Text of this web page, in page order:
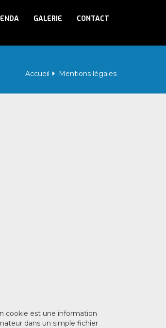
GALERIE CONTACT
Accueil Mentions légales
cookie est une information
dans un simple fichier